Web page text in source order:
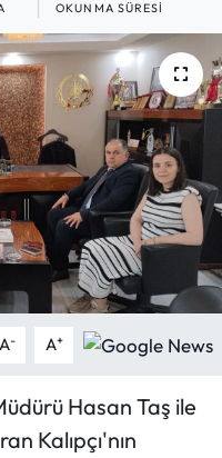
OKUNMA SÜRESI
A- A+
Hasan Taş ile
Kalıpçı'nın